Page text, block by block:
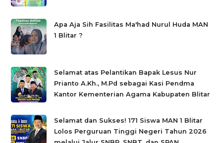
Apa Aja Sih Fasilitas Ma'had Nurul Huda MAN
1 Blitar ?
Selamat atas Pelantikan Bapak Lesus Nur
Prianto A.Kh., M.Pd sebagai Kasi Pendma
Kantor Kementerian Agama Kabupaten Blitar
Selamat dan Sukses! 171 Siswa MAN 1 Blitar
Lolos Perguruan Tinggi Negeri Tahun 2026